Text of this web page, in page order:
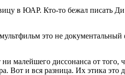
в ЮАР. Кто-то бежал писать Ди
это не документальный
малейшего диссонанса от того,
и вся разница. Их этика это